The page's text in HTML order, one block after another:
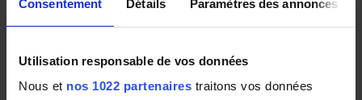
Consentement Détails Paramètres des annonces
Utilisation responsable de vos données
Nous et nos 1022 partenaires traitons vos données
Le marché de l'immobilier à
Beauvais
Préfecture de l’Oise, Beauvais est une ville